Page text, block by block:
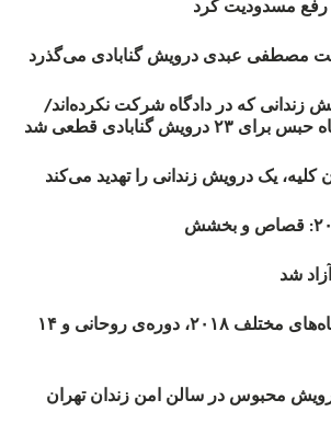
مسدودیت کرد
مصطفی عبدی درویش گنابادی می‌گذرد
حکم ۲۳ درویش زندانی که در دادگاه شرکت نکرده‌اند/
یک درویش زندانی را تهدید می‌کند
شد
روند اعدام‌ها در ماه‌های مختلف ۲۰۱۸، دوره‌ی روحانی و ۱۴
محبوس در سالن امن زندان تهران